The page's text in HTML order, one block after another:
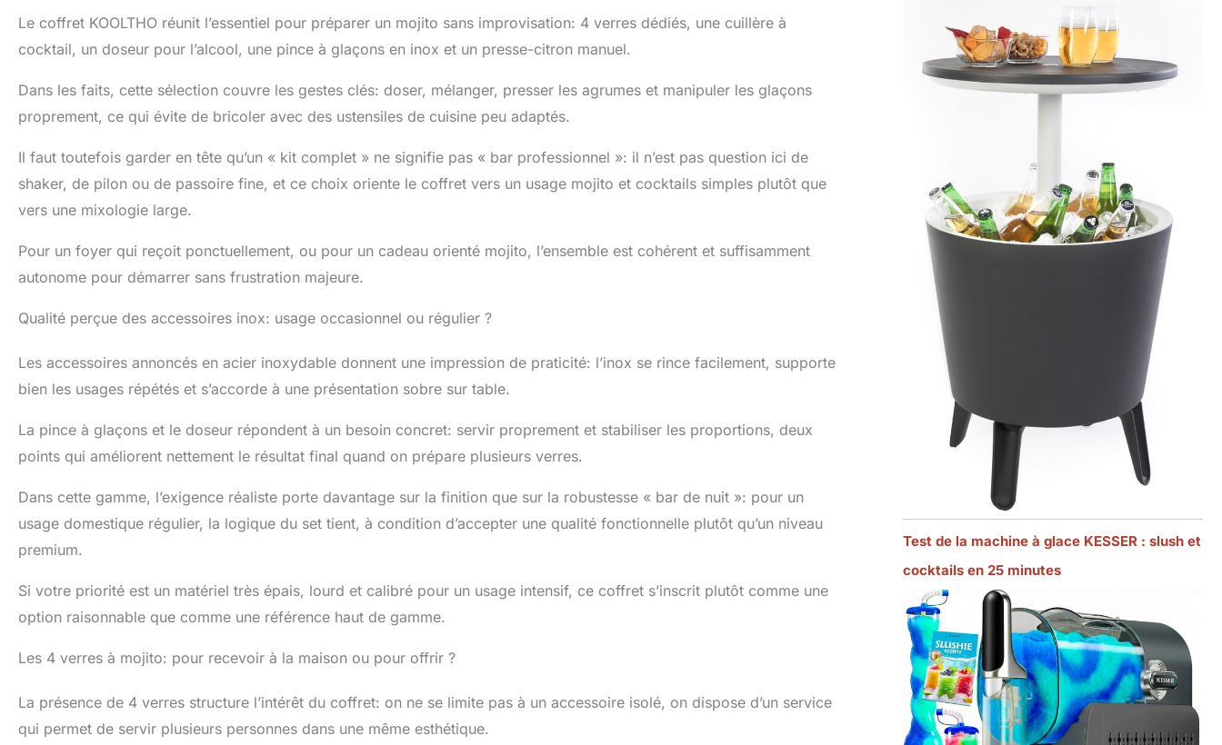
mojito avec verres ne ROUILLE PAS car les mojito accessoires sont fabriqués
en acier inoxydable 304. Chacun des 4 verres mojito long drink de 40cl est
NETTOYER et passe au lave-vaisselle 100% ACHAT SANS RISQUE ! Essayez
sans rique notre lot de verres mojito avec outils à cocktails en inox avec
notre garantie 100% satisfait ou remboursé pendant 30 jours. Si cela vous
Nous sommes certains que vous ne serez pas déçu par ce mojito kit
Le coffret KOOLTHO réunit l’essentiel pour préparer un mojito sans improvisation: 4 verres dédiés, une cuillère à
cocktail, un doseur pour l’alcool, une pince à glaçons en inox et un presse-citron manuel.
Dans les faits, cette sélection couvre les gestes clés: doser, mélanger, presser les agrumes et manipuler les glaçons
proprement, ce qui évite de bricoler avec des ustensiles de cuisine peu adaptés.
Il faut toutefois garder en tête qu’un « kit complet » ne signifie pas « bar professionnel »: il n’est pas question ici de
shaker, de pilon ou de passoire fine, et ce choix oriente le coffret vers un usage mojito et cocktails simples plutôt que
vers une mixologie large.
Pour un foyer qui reçoit ponctuellement, ou pour un cadeau orienté mojito, l’ensemble est cohérent et suffisamment
autonome pour démarrer sans frustration majeure.
Qualité perçue des accessoires inox: usage occasionnel ou régulier ?
Les accessoires annoncés en acier inoxydable donnent une impression de praticité: l’inox se rince facilement, supporte
bien les usages répétés et s’accorde à une présentation sobre sur table.
La pince à glaçons et le doseur répondent à un besoin concret: servir proprement et stabiliser les proportions, deux
points qui améliorent nettement le résultat final quand on prépare plusieurs verres.
Dans cette gamme, l’exigence réaliste porte davantage sur la finition que sur la robustesse « bar de nuit »: pour un
usage domestique régulier, la logique du set tient, à condition d’accepter une qualité fonctionnelle plutôt qu’un niveau
premium.
Si votre priorité est un matériel très épais, lourd et calibré pour un usage intensif, ce coffret s’inscrit plutôt comme une
option raisonnable que comme une référence haut de gamme.
Les 4 verres à mojito: pour recevoir à la maison ou pour offrir ?
La présence de 4 verres structure l’intérêt du coffret: on ne se limite pas à un accessoire isolé, on dispose d’un service
qui permet de servir plusieurs personnes dans une même esthétique.
Test de la machine à glace KESSER : slush et
cocktails en 25 minutes